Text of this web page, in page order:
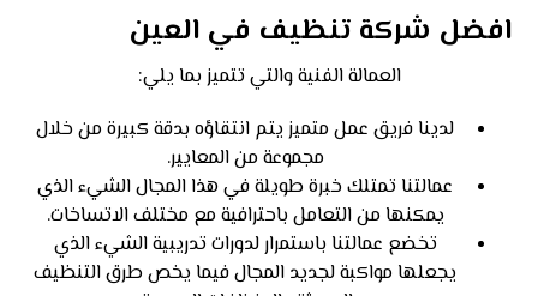
افضل شركة تنظيف في العين
العمالة الفنية والتي تتميز بما يلي:
لدينا فريق عمل متميز يتم انتقاؤه بدقة كبيرة من خلال
مجموعة من المعايير.
عمالتنا تمتلك خبرة طويلة في هذا المجال الشيء الذي
يمكنها من التعامل باحترافية مع مختلف الاتساخات.
تخضع عمالتنا باستمرار لدورات تدريبية الشيء الذي
يجعلها مواكبة لجديد المجال فيما يخص طرق التنظيف